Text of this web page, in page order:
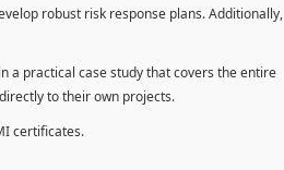
robust risk response plans. Additionally,
a practical case study that covers the entire
to their own projects.
certificates.